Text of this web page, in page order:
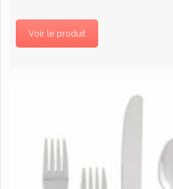
Voir le produit